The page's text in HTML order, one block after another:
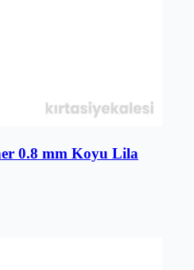
0.8 mm Koyu Lila